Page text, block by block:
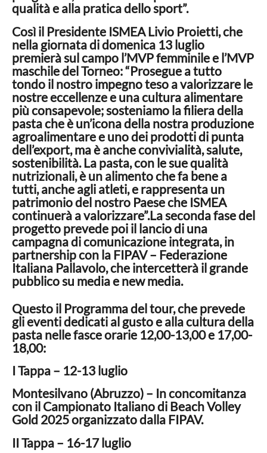
qualità e alla pratica dello sport”.
Così il Presidente ISMEA Livio Proietti, che
nella giornata di domenica 13 luglio
premierà sul campo l’MVP femminile e l’MVP
maschile del Torneo: “Prosegue a tutto
tondo il nostro impegno teso a valorizzare le
nostre eccellenze e una cultura alimentare
più consapevole; sosteniamo la filiera della
pasta che è un’icona della nostra produzione
agroalimentare e uno dei prodotti di punta
dell’export, ma è anche convivialità, salute,
sostenibilità. La pasta, con le sue qualità
nutrizionali, è un alimento che fa bene a
tutti, anche agli atleti, e rappresenta un
patrimonio del nostro Paese che ISMEA
continuerà a valorizzare”.La seconda fase del
progetto prevede poi il lancio di una
campagna di comunicazione integrata, in
partnership con la FIPAV – Federazione
Italiana Pallavolo, che intercetterà il grande
pubblico su media e new media.
Questo il Programma del tour, che prevede
gli eventi dedicati al gusto e alla cultura della
pasta nelle fasce orarie 12,00-13,00 e 17,00-
18,00:
I Tappa – 12-13 luglio
Montesilvano (Abruzzo) – In concomitanza
con il Campionato Italiano di Beach Volley
Gold 2025 organizzato dalla FIPAV.
II Tappa – 16-17 luglio